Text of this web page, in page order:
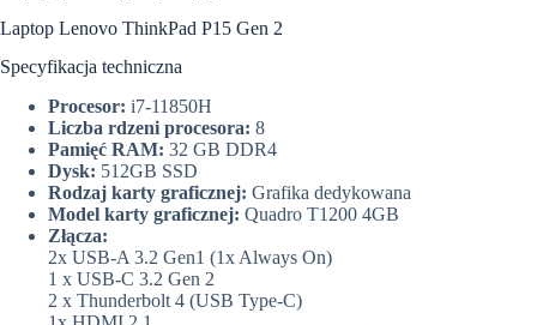
Laptop Lenovo ThinkPad P15 Gen 2
Specyfikacja techniczna
Procesor: i7-11850H
Liczba rdzeni procesora: 8
Pamięć RAM: 32 GB DDR4
Dysk: 512GB SSD
Rodzaj karty graficznej: Grafika dedykowana
Model karty graficznej: Quadro T1200 4GB
Złącza:
2x USB-A 3.2 Gen1 (1x Always On)
1 x USB-C 3.2 Gen 2
2 x Thunderbolt 4 (USB Type-C)